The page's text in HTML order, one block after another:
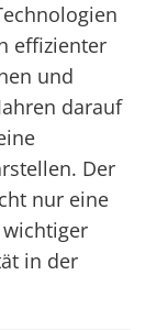
effizienter
und
darauf
Der
nur eine
in der